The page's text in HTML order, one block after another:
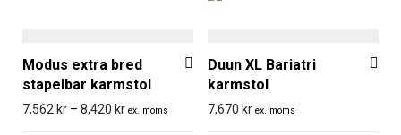
olika
alternativen
kan
De
olika
alternativen
Modus extra bred
stapelbar karmstol
7,562 kr – 8,420 krPrisintervall: 7,562 kr till 8,420 kr
ex. moms
Duun XL Bariatri
karmstol
7,670 kr ex. moms